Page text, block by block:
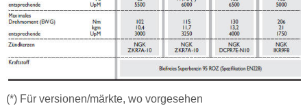
(*) Für versionen/märkte, wo vorgesehen